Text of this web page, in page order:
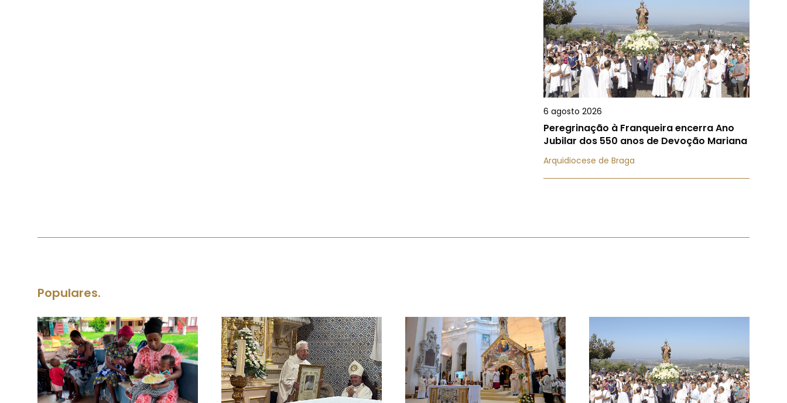
6 agosto 2026
Peregrinação à Franqueira encerra Ano
Jubilar dos 550 anos de Devoção Mariana
Arquidiocese de Braga
Populares.